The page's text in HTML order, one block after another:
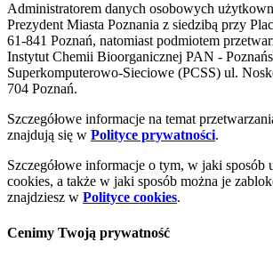
Administratorem danych osobowych
Prezydent Miasta Poznania z siedzibą przy
61-841 Poznań, natomiast podmiotem
Instytut Chemii Bioorganicznej PAN -
Superkomputerowo-Sieciowe (PCSS) ul.
704 Poznań.
Szczegółowe informacje na temat
znajdują się w Polityce prywatności.
Szczegółowe informacje o tym, w jaki sposób
cookies, a także w jaki sposób można je
znajdziesz w Polityce cookies.
Cenimy Twoją prywatność